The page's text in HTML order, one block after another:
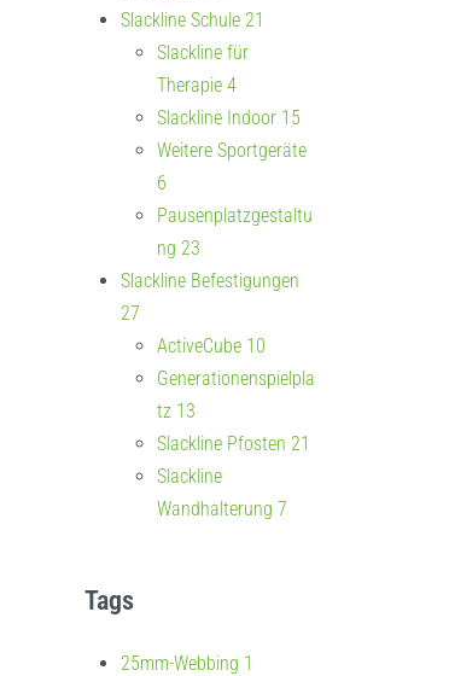
Slackline Schule 21
Slackline für
Therapie 4
Slackline Indoor 15
Weitere Sportgeräte
6
Pausenplatzgestaltu
ng 23
Slackline Befestigungen
27
ActiveCube 10
Generationenspielpla
tz 13
Slackline Pfosten 21
Slackline
Wandhalterung 7
Tags
25mm-Webbing 1